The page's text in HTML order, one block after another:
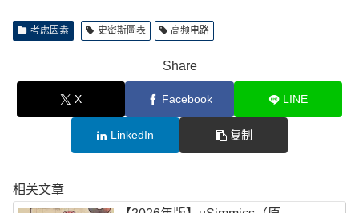
考虑因素 史密斯圖表 高频电路
Share
X Facebook LINE
LinkedIn 复制
相关文章